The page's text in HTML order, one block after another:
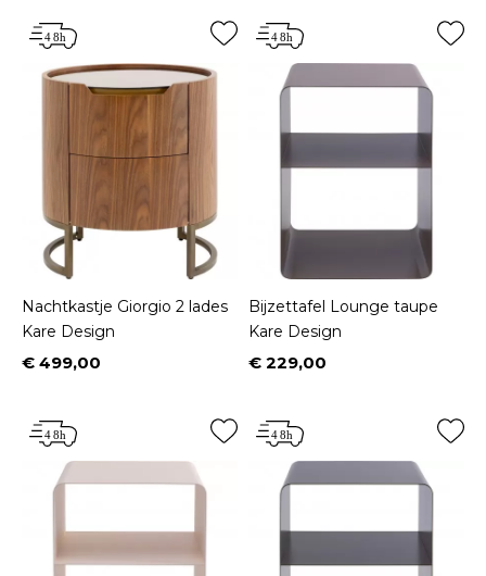
Nachtkastje Giorgio 2 lades
Kare Design
Prijs
€ 499,00
Bijzettafel Lounge taupe
Kare Design
Prijs
€ 229,00